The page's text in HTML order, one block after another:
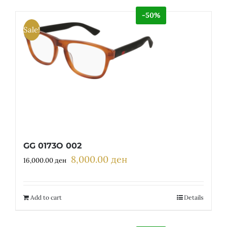
Sale!
-50%
GG 0173O 002
16,000.00ден Original
8,000.00 денCurrent
8,000.00 ден.
Add to cart Details